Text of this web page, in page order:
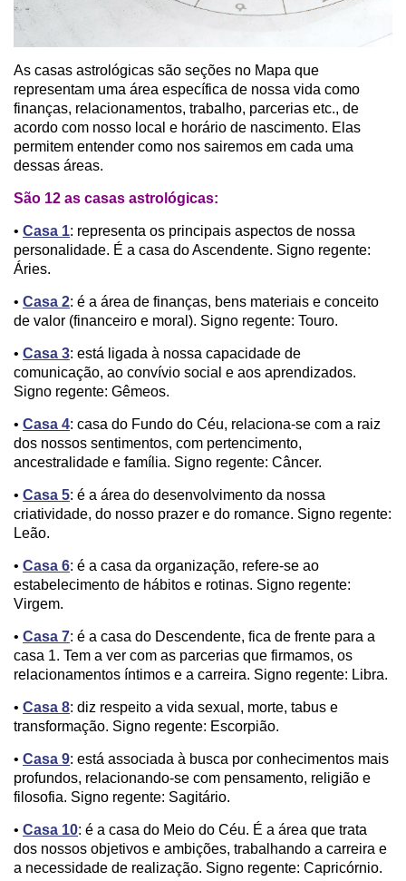
As casas astrológicas são seções no Mapa que
representam uma área específica de nossa vida como
finanças, relacionamentos, trabalho, parcerias etc., de
acordo com nosso local e horário de nascimento. Elas
permitem entender como nos sairemos em cada uma
dessas áreas.
São 12 as casas astrológicas:
• Casa 1: representa os principais aspectos de nossa
personalidade. É a casa do Ascendente. Signo regente:
Áries.
• Casa 2: é a área de finanças, bens materiais e conceito
de valor (financeiro e moral). Signo regente: Touro.
• Casa 3: está ligada à nossa capacidade de
comunicação, ao convívio social e aos aprendizados.
Signo regente: Gêmeos.
• Casa 4: casa do Fundo do Céu, relaciona-se com a raiz
dos nossos sentimentos, com pertencimento,
ancestralidade e família. Signo regente: Câncer.
• Casa 5: é a área do desenvolvimento da nossa
criatividade, do nosso prazer e do romance. Signo regente:
Leão.
• Casa 6: é a casa da organização, refere-se ao
estabelecimento de hábitos e rotinas. Signo regente:
Virgem.
• Casa 7: é a casa do Descendente, fica de frente para a
casa 1. Tem a ver com as parcerias que firmamos, os
relacionamentos íntimos e a carreira. Signo regente: Libra.
• Casa 8: diz respeito a vida sexual, morte, tabus e
transformação. Signo regente: Escorpião.
• Casa 9: está associada à busca por conhecimentos mais
profundos, relacionando-se com pensamento, religião e
filosofia. Signo regente: Sagitário.
• Casa 10: é a casa do Meio do Céu. É a área que trata
dos nossos objetivos e ambições, trabalhando a carreira e
a necessidade de realização. Signo regente: Capricórnio.